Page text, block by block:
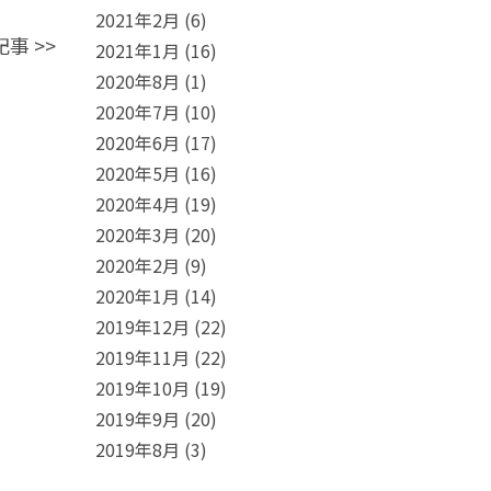
事 >>
2021年2月 (6)
2021年1月 (16)
2020年8月 (1)
2020年7月 (10)
2020年6月 (17)
2020年5月 (16)
2020年4月 (19)
2020年3月 (20)
2020年2月 (9)
2020年1月 (14)
2019年12月 (22)
2019年11月 (22)
2019年10月 (19)
2019年9月 (20)
2019年8月 (3)